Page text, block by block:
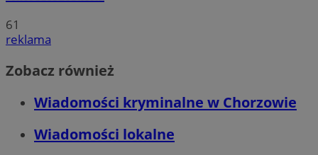
61
reklama
Zobacz również
Wiadomości kryminalne w Chorzowie
Wiadomości lokalne